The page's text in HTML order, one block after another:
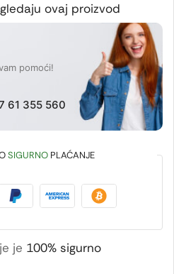
ovaj proizvod
pomoći!
61 355 560
SIGURNOPLAĆANJE
je 100% sigurno